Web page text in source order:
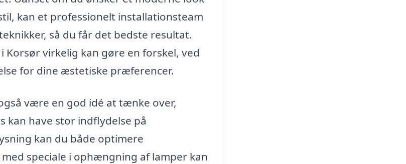
kan et professionelt installationsteam
så du får det bedste resultat.
virkelig kan gøre en forskel, ved
for dine æstetiske præferencer.
være en god idé at tænke over,
kan have stor indflydelse på
kan du både optimere
speciale i ophængning af lamper kan